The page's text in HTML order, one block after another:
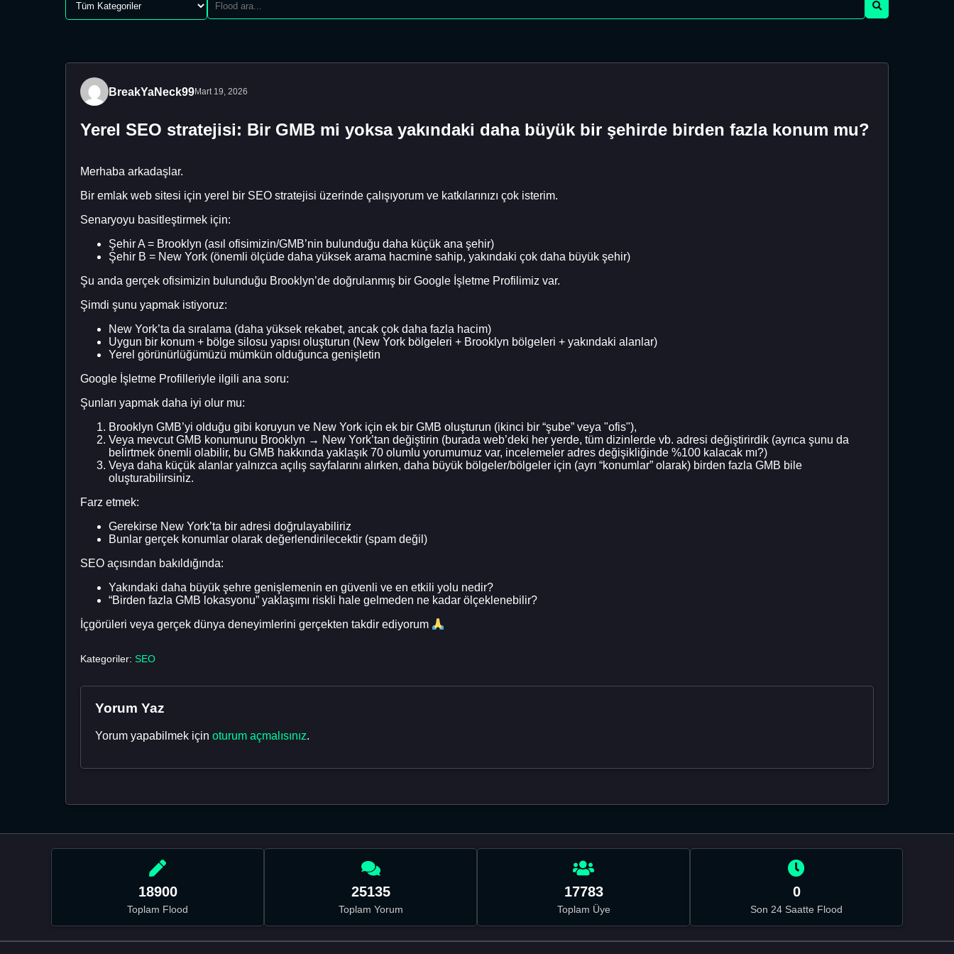
BreakYaNeck99Mart 19, 2026
Yerel SEO stratejisi: Bir GMB mi yoksa yakındaki daha büyük bir şehirde birden fazla konum mu?
Merhaba arkadaşlar.
Bir emlak web sitesi için yerel bir SEO stratejisi üzerinde çalışıyorum ve katkılarınızı çok isterim.
Senaryoyu basitleştirmek için:
Şehir A = Brooklyn (asıl ofisimizin/GMB’nin bulunduğu daha küçük ana şehir)
Şehir B = New York (önemli ölçüde daha yüksek arama hacmine sahip, yakındaki çok daha büyük şehir)
Şu anda gerçek ofisimizin bulunduğu Brooklyn’de doğrulanmış bir Google İşletme Profilimiz var.
Şimdi şunu yapmak istiyoruz:
New York’ta da sıralama (daha yüksek rekabet, ancak çok daha fazla hacim)
Uygun bir konum + bölge silosu yapısı oluşturun (New York bölgeleri + Brooklyn bölgeleri + yakındaki alanlar)
Yerel görünürlüğümüzü mümkün olduğunca genişletin
Google İşletme Profilleriyle ilgili ana soru:
Şunları yapmak daha iyi olur mu:
Brooklyn GMB’yi olduğu gibi koruyun ve New York için ek bir GMB oluşturun (ikinci bir “şube” veya "ofis"),
Veya mevcut GMB konumunu Brooklyn → New York’tan değiştirin (burada web’deki her yerde, tüm dizinlerde vb. adresi değiştirirdik (ayrıca şunu da
belirtmek önemli olabilir, bu GMB hakkında yaklaşık 70 olumlu yorumumuz var, incelemeler adres değişikliğinde %100 kalacak mı?)
Veya daha küçük alanlar yalnızca açılış sayfalarını alırken, daha büyük bölgeler/bölgeler için (ayrı “konumlar” olarak) birden fazla GMB bile
oluşturabilirsiniz.
Farz etmek:
Gerekirse New York’ta bir adresi doğrulayabiliriz
Bunlar gerçek konumlar olarak değerlendirilecektir (spam değil)
SEO açısından bakıldığında:
Yakındaki daha büyük şehre genişlemenin en güvenli ve en etkili yolu nedir?
“Birden fazla GMB lokasyonu” yaklaşımı riskli hale gelmeden ne kadar ölçeklenebilir?
İçgörüleri veya gerçek dünya deneyimlerini gerçekten takdir ediyorum
Kategoriler: SEO
Yorum Yaz
Yorum yapabilmek için oturum açmalısınız.
18900
Toplam Flood
25135
Toplam Yorum
17783
Toplam Üye
0
Son 24 Saatte Flood